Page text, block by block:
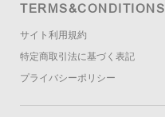
TERMS&CONDITIONS
サイト利用規約
特定商取引法に基づく表記
プライバシーポリシー